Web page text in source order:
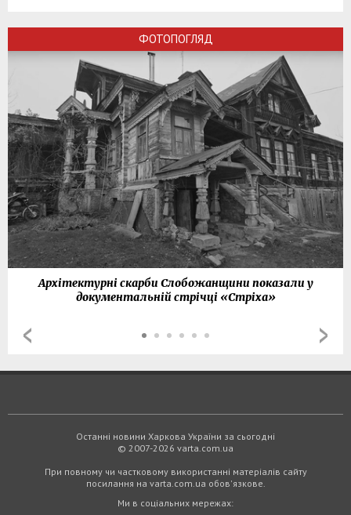
ФОТОПОГЛЯД
Архітектурні скарби Слобожанщини показали у
документальній стрічці «Стріха»
Останні новини Харкова України за сьогодні
© 2007-2026 varta.com.ua
При повному чи частковому використанні матеріалів сайту
посилання на varta.com.ua обов'язкове.
Ми в соціальних мережах: